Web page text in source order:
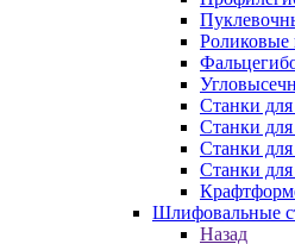
Роликовые
Станки
Станки
Станки для
Станки для
Шлифовальные
Назад